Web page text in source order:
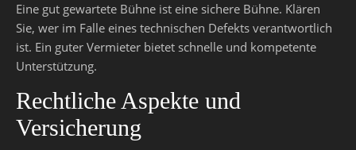
Eine gut gewartete Bühne ist eine sichere Bühne. Klären
Sie, wer im Falle eines technischen Defekts verantwortlich
ist. Ein guter Vermieter bietet schnelle und kompetente
Unterstützung.
Rechtliche Aspekte und
Versicherung